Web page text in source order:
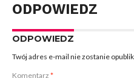
ODPOWIEDZ
ODPOWIEDZ
Twój adres e-mail nie zostanie
Komentarz *